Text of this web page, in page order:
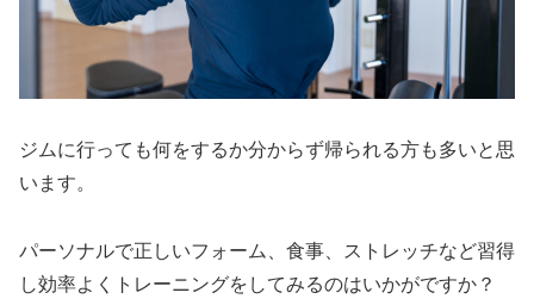
ジムに行っても何をするか分からず帰られる方も多いと思
います。
パーソナルで正しいフォーム、食事、ストレッチなど習得
し効率よくトレーニングをしてみるのはいかがですか？